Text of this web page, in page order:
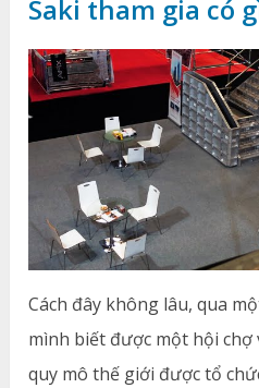
Saki tham gia có
Cách đây không lâu, qua
mình biết được một hội chợ
quy mô thế giới được tổ